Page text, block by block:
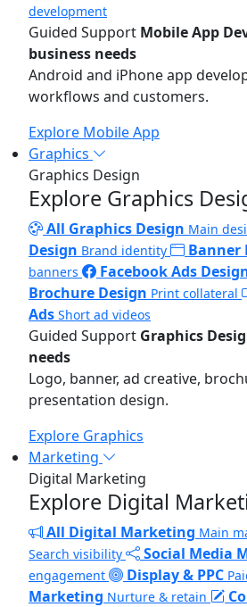
development
Guided Support Mobile App
business needs
Android and iPhone app
workflows and customers.
Explore Mobile App
Graphics
Graphics Design
Explore Graphics
All Graphics Design Main
Design Brand identity Banner
banners
Facebook Ads
Brochure Design Print collateral
Ads Short ad videos
Guided Support Graphics
needs
Logo, banner, ad creative,
presentation design.
Explore Graphics
Marketing
Digital Marketing
Explore Digital
All Digital Marketing Main
Search visibility Social Media
engagement
Display & PPC
Marketing Nurture & retain